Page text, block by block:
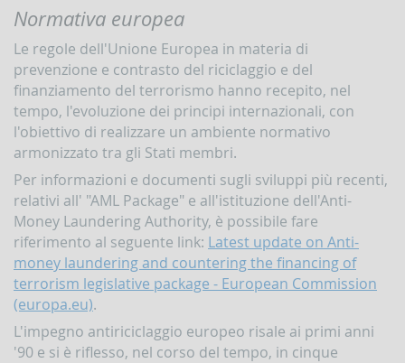
portale
Infostat-
UIF
istruzioni
tutorial
Rapporto
Quaderni
dell'antiriciclaggio
Newsletter
Interventi
del
Direttore
Interventi
della
Banca
Normativa europea
Le regole dell'Unione Europea in materia di
prevenzione e contrasto del riciclaggio e del
finanziamento del terrorismo hanno recepito, nel
tempo, l'evoluzione dei principi internazionali, con
l'obiettivo di realizzare un ambiente normativo
armonizzato tra gli Stati membri.
Per informazioni e documenti sugli sviluppi più recenti,
relativi all' "AML Package" e all'istituzione dell'Anti-
Money Laundering Authority, è possibile fare
riferimento al seguente link: Latest update on Anti-
money laundering and countering the financing of
terrorism legislative package - European Commission
(europa.eu).
L'impegno antiriciclaggio europeo risale ai primi anni
'90 e si è riflesso, nel corso del tempo, in cinque